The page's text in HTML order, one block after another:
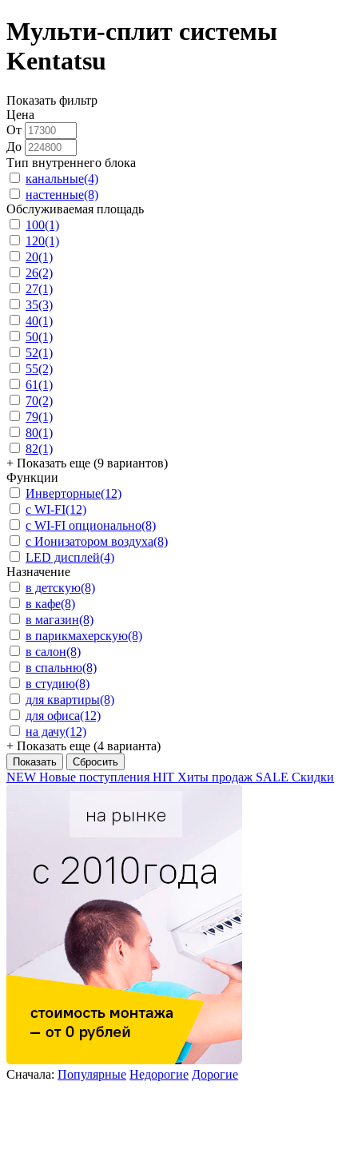
Мульти-сплит системы
Kentatsu
Показать фильтр
Цена
От
До
Тип внутреннего блока
канальные(4)
настенные(8)
Обслуживаемая площадь
100(1)
120(1)
20(1)
26(2)
27(1)
35(3)
40(1)
50(1)
52(1)
55(2)
61(1)
70(2)
79(1)
80(1)
82(1)
+ Показать еще (9 вариантов)
Функции
Инверторные(12)
с WI-FI(12)
с WI-FI опционально(8)
с Ионизатором воздуха(8)
LED дисплей(4)
Назначение
в детскую(8)
в кафе(8)
в магазин(8)
в парикмахерскую(8)
в салон(8)
в спальню(8)
в студию(8)
для квартиры(8)
для офиса(12)
на дачу(12)
+ Показать еще (4 варианта)
NEW Новые поступления HIT Хиты продаж SALE Скидки
Сначала: Популярные Недорогие Дорогие